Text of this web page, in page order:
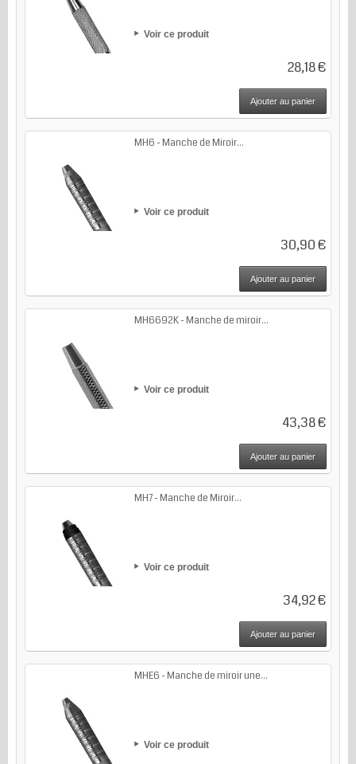
Voir ce produit
28,18 €
Ajouter au panier
MH6 - Manche de Miroir...
Voir ce produit
30,90 €
Ajouter au panier
MH6692K - Manche de miroir...
Voir ce produit
43,38 €
Ajouter au panier
MH7 - Manche de Miroir...
Voir ce produit
34,92 €
Ajouter au panier
MHE6 - Manche de miroir une...
Voir ce produit